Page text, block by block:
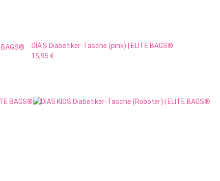
DIA'S Diabetiker-Tasche (pink) | ELITE BAGS®
15,95 €